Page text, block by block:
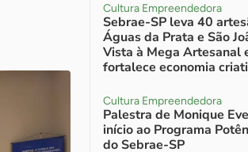
Cultura Empreendedora
Sebrae-SP leva 40
Águas da Prata e São
Vista à Mega Artesanal
fortalece economia
Cultura Empreendedora
Palestra de Monique
início ao Programa
do Sebrae-SP